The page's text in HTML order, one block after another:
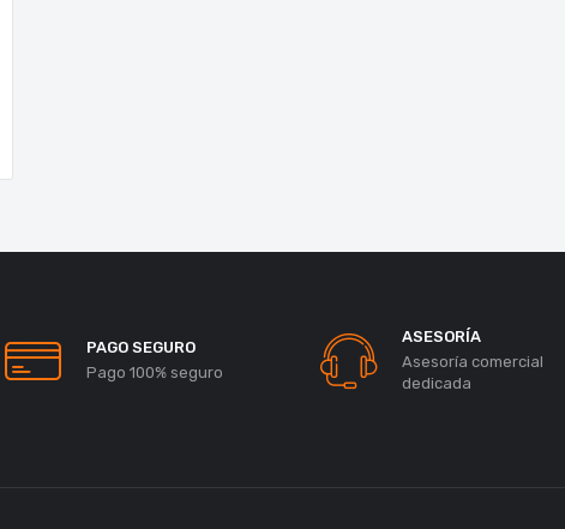
PAGO SEGURO
Pago 100% seguro
ASESORÍA
Asesoría comercial
dedicada